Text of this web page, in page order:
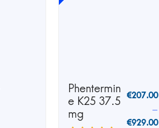
Phentermin
e K25 37.5
mg
€207.00
–
€929.00